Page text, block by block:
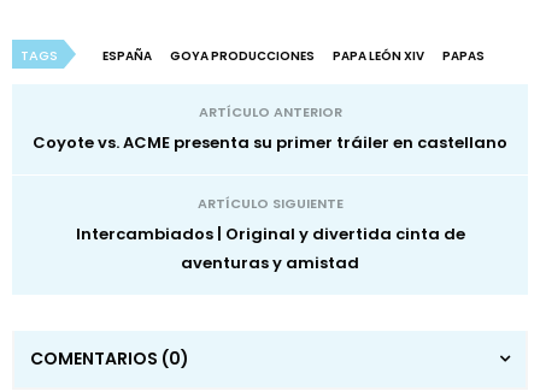
TAGS ESPAÑA GOYA PRODUCCIONES PAPA LEÓN XIV PAPAS
ARTÍCULO ANTERIOR
Coyote vs. ACME presenta su primer tráiler en castellano
ARTÍCULO SIGUIENTE
Intercambiados | Original y divertida cinta de
aventuras y amistad
COMENTARIOS (0)